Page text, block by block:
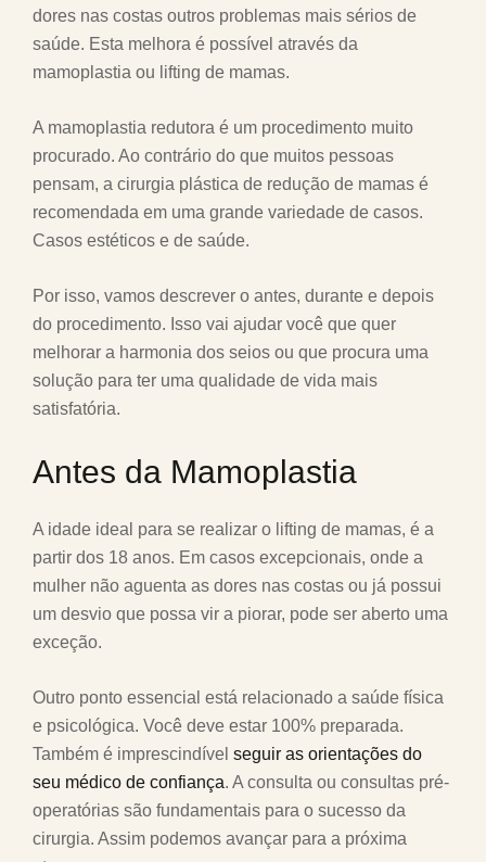
dores nas costas outros problemas mais sérios de
saúde. Esta melhora é possível através da
mamoplastia ou lifting de mamas.
A mamoplastia redutora é um procedimento muito
procurado. Ao contrário do que muitos pessoas
pensam, a cirurgia plástica de redução de mamas é
recomendada em uma grande variedade de casos.
Casos estéticos e de saúde.
Por isso, vamos descrever o antes, durante e depois
do procedimento. Isso vai ajudar você que quer
melhorar a harmonia dos seios ou que procura uma
solução para ter uma qualidade de vida mais
satisfatória.
Antes da Mamoplastia
A idade ideal para se realizar o lifting de mamas, é a
partir dos 18 anos. Em casos excepcionais, onde a
mulher não aguenta as dores nas costas ou já possui
um desvio que possa vir a piorar, pode ser aberto uma
exceção.
Outro ponto essencial está relacionado a saúde física
e psicológica. Você deve estar 100% preparada.
Também é imprescindível seguir as orientações do
seu médico de confiança. A consulta ou consultas pré-
operatórias são fundamentais para o sucesso da
cirurgia. Assim podemos avançar para a próxima